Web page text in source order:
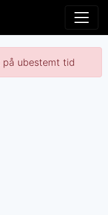
på ubestemt tid